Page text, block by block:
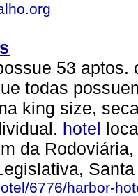
53
todas
king size,
hotel
da
6776/harbor-